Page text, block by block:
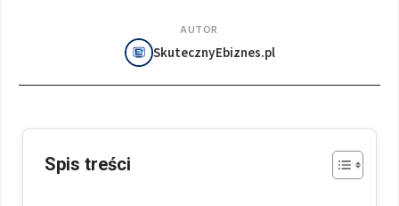
AUTOR
SkutecznyEbiznes.pl
Spis treści